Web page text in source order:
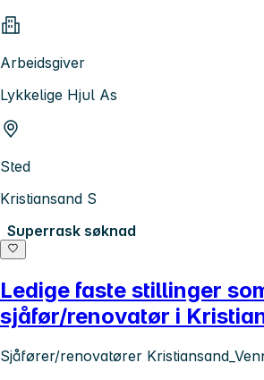
Arbeidsgiver
Lykkelige Hjul As
Sted
Kristiansand S
Superrask søknad
Ledige faste stillinger
sjåfør/renovatør i
Sjåfører/renovatører